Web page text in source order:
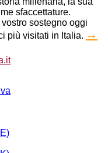
sfaccettature.
sostegno oggi
più visitati in Italia. →